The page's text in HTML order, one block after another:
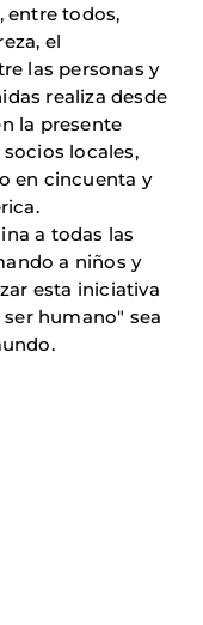
entre todos,
el
las personas y
realiza desde
la presente
locales,
en cincuenta y
a todas las
a niños y
esta iniciativa
humano" sea